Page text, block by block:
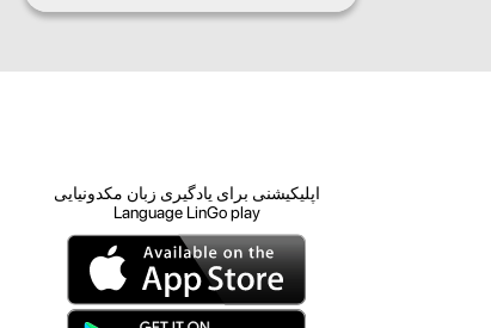
اپلیکیشنی برای یادگیری زبان مکدونیایی
Language LinGo play